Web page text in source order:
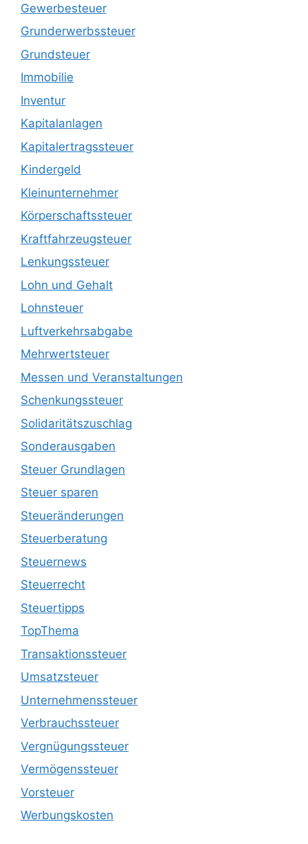
Gewerbesteuer
Grunderwerbssteuer
Grundsteuer
Immobilie
Inventur
Kapitalanlagen
Kapitalertragssteuer
Kindergeld
Kleinunternehmer
Körperschaftssteuer
Kraftfahrzeugsteuer
Lenkungssteuer
Lohn und Gehalt
Lohnsteuer
Luftverkehrsabgabe
Mehrwertsteuer
Messen und Veranstaltungen
Schenkungssteuer
Solidaritätszuschlag
Sonderausgaben
Steuer Grundlagen
Steuer sparen
Steueränderungen
Steuerberatung
Steuernews
Steuerrecht
Steuertipps
TopThema
Transaktionssteuer
Umsatzsteuer
Unternehmenssteuer
Verbrauchssteuer
Vergnügungssteuer
Vermögenssteuer
Vorsteuer
Werbungskosten